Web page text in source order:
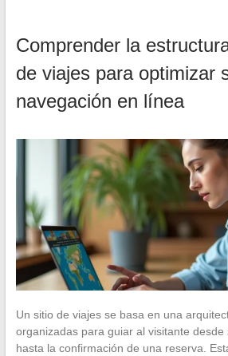
Comprender la
de viajes para optimizar
navegación en línea
Un sitio de viajes se basa en una
organizadas para guiar al visitante
hasta la confirmación de una reserva.